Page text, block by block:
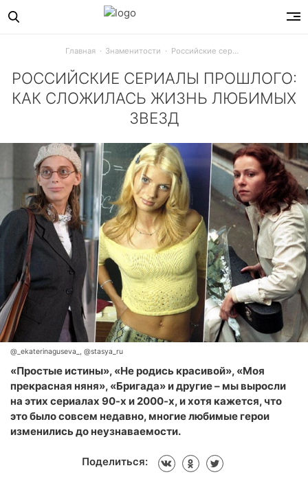
Главная Знаменитости
РОССИЙСКИЕ СЕРИАЛЫ ПРОШЛОГО:
КАК СЛОЖИЛАСЬ ЖИЗНЬ ЛЮБИМЫХ
ЗВЕЗД
«Моя прекрасная няня», «Не родись красивой»,
@_ekaterinaguseva_, @stasya_ru
«Простые истины», «Не родись красивой», «Моя
прекрасная няня», «Бригада» и другие – мы выросли
на этих сериалах 90-х и 2000-х, и хотя кажется, что
это было совсем недавно, многие любимые герои
изменились до неузнаваемости.
Поделиться: